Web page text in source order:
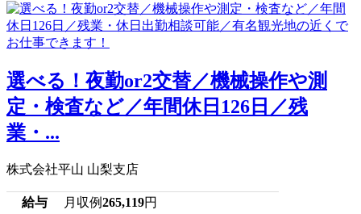
選べる！夜勤or2交替／機械操作や測
定・検査など／年間休日126日／残
業・...
株式会社平山 山梨支店
給与 月収例265,119円